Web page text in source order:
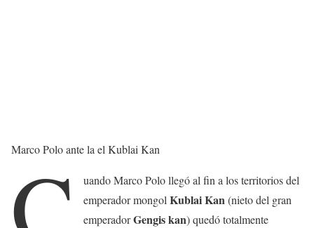
Marco Polo ante la el Kublai Kan
uando Marco Polo llegó al fin a los territorios del
emperador mongolKublai Kan(nieto del gran
emperadorGengis kan) quedó totalmente